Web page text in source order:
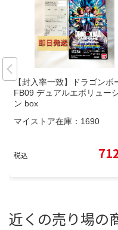
【封入率一致】ドラゴンボ
FB09 デュアルエボリュー
ン box
マイストア在庫： 1690
税込
近くの売り場の